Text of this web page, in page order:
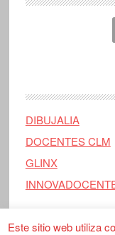
DIBUJALIA
DOCENTES CLM
GLINX
Este sitio web utiliza